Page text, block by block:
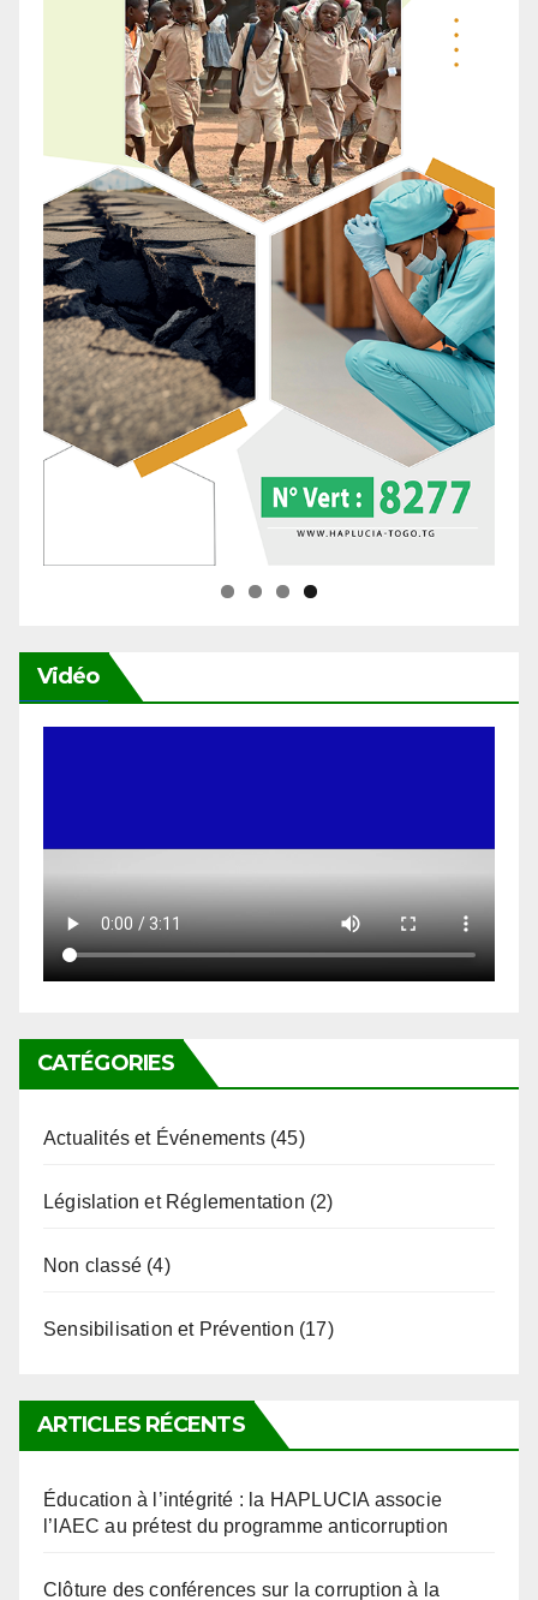
Vidéo
CATÉGORIES
ARTICLES RÉCENTS
l’IAEC au prétest du programme anticorruption
Faculté de Droit et des Sciences Politiques de